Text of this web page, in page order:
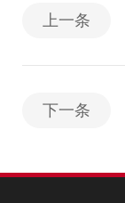
上一条
下一条